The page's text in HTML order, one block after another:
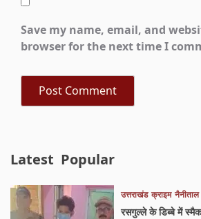
Save my name, email, and
browser for the next time I
Latest Popular
उत्तराखंड क्राइम नैनीताल
रसगुल्ले के डिब्बे में